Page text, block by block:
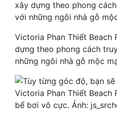
Victoria Phan Thiết Beach
dựng theo phong cách
những ngôi nhà gỗ mộc